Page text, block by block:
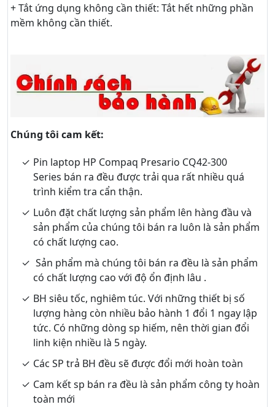
+ Tắt ứng dụng không cần thiết: Tắt hết những phần
mềm không cần thiết.
Chúng tôi cam kết:
Pin laptop HP Compaq Presario CQ42-300
Series bán ra đều được trải qua rất nhiều quá
trình kiểm tra cẩn thận.
Luôn đặt chất lượng sản phẩm lên hàng đầu và
sản phẩm của chúng tôi bán ra luôn là sản phẩm
có chất lượng cao.
Sản phẩm mà chúng tôi bán ra đều là sản phẩm
có chất lượng cao với độ ổn định lâu .
BH siêu tốc, nghiêm túc. Với những thiết bị số
lượng hàng còn nhiều bảo hành 1 đổi 1 ngay lập
tức. Có những dòng sp hiếm, nên thời gian đổi
linh kiện nhiều là 5 ngày.
Các SP trả BH đều sẽ được đổi mới hoàn toàn
Cam kết sp bán ra đều là sản phẩm công ty hoàn
toàn mới